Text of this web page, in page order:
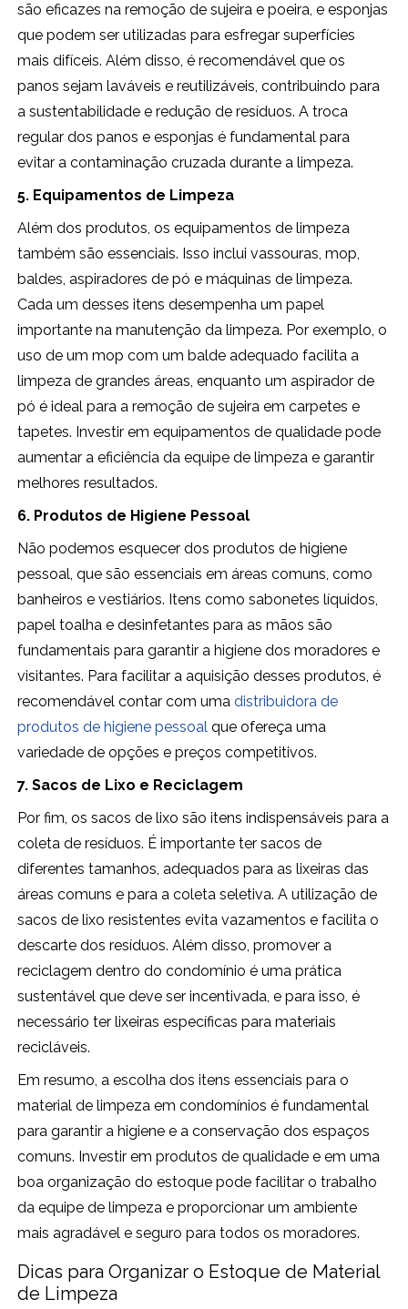
são eficazes na remoção de sujeira e poeira, e esponjas
que podem ser utilizadas para esfregar superfícies
mais difíceis. Além disso, é recomendável que os
panos sejam laváveis e reutilizáveis, contribuindo para
a sustentabilidade e redução de resíduos. A troca
regular dos panos e esponjas é fundamental para
evitar a contaminação cruzada durante a limpeza.
5. Equipamentos de Limpeza
Além dos produtos, os equipamentos de limpeza
também são essenciais. Isso inclui vassouras, mop,
baldes, aspiradores de pó e máquinas de limpeza.
Cada um desses itens desempenha um papel
importante na manutenção da limpeza. Por exemplo, o
uso de um mop com um balde adequado facilita a
limpeza de grandes áreas, enquanto um aspirador de
pó é ideal para a remoção de sujeira em carpetes e
tapetes. Investir em equipamentos de qualidade pode
aumentar a eficiência da equipe de limpeza e garantir
melhores resultados.
6. Produtos de Higiene Pessoal
Não podemos esquecer dos produtos de higiene
pessoal, que são essenciais em áreas comuns, como
banheiros e vestiários. Itens como sabonetes líquidos,
papel toalha e desinfetantes para as mãos são
fundamentais para garantir a higiene dos moradores e
visitantes. Para facilitar a aquisição desses produtos, é
recomendável contar com umadistribuidora de
produtos de higiene pessoal que ofereça uma
variedade de opções e preços competitivos.
7. Sacos de Lixo e Reciclagem
Por fim, os sacos de lixo são itens indispensáveis para a
coleta de resíduos. É importante ter sacos de
diferentes tamanhos, adequados para as lixeiras das
áreas comuns e para a coleta seletiva. A utilização de
sacos de lixo resistentes evita vazamentos e facilita o
descarte dos resíduos. Além disso, promover a
reciclagem dentro do condomínio é uma prática
sustentável que deve ser incentivada, e para isso, é
necessário ter lixeiras específicas para materiais
recicláveis.
Em resumo, a escolha dos itens essenciais para o
material de limpeza em condomínios é fundamental
para garantir a higiene e a conservação dos espaços
comuns. Investir em produtos de qualidade e em uma
boa organização do estoque pode facilitar o trabalho
da equipe de limpeza e proporcionar um ambiente
mais agradável e seguro para todos os moradores.
Dicas para Organizar o Estoque de Material
de Limpeza